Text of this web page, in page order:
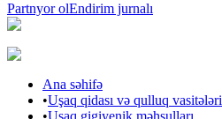
Partnyor olEndirim jurnalı
Ana səhifə
•Uşaq qidası və qulluq vasitələri
•Uşaq gigiyenik məhsulları